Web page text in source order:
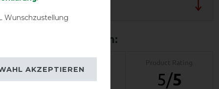
und Pflegehinweis
5 5/5
Wunschzustellung
AKZEPTIEREN